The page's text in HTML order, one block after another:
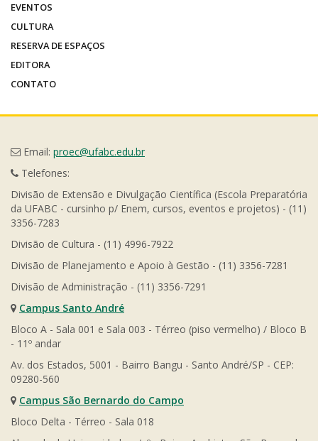
EVENTOS
CULTURA
RESERVA DE ESPAÇOS
EDITORA
CONTATO
Email: proec@ufabc.edu.br
Telefones:
Divisão de Extensão e Divulgação Científica (Escola Preparatória
da UFABC - cursinho p/ Enem, cursos, eventos e projetos) - (11)
3356-7283
Divisão de Cultura - (11) 4996-7922
Divisão de Planejamento e Apoio à Gestão - (11) 3356-7281
Divisão de Administração - (11) 3356-7291
Campus Santo André
Bloco A - Sala 001 e Sala 003 - Térreo (piso vermelho) / Bloco B
- 11º andar
Av. dos Estados, 5001 - Bairro Bangu - Santo André/SP - CEP:
09280-560
Campus São Bernardo do Campo
Bloco Delta - Térreo - Sala 018